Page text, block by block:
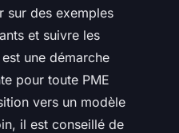
sur des exemples
et suivre les
une démarche
pour toute PME
vers un modèle
il est conseillé de